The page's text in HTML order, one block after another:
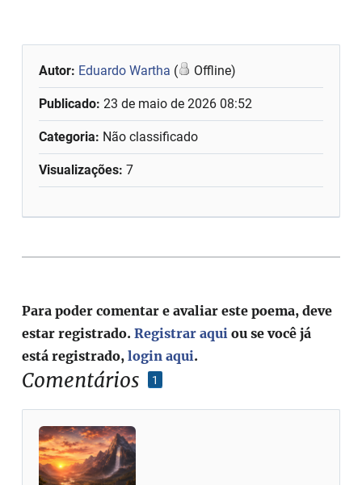
Autor: Eduardo Wartha ( Offline)
Publicado:23 de maio de 2026 08:52
Categoria: Não classificado
Visualizações: 7
Comentários 1
Para poder comentar e avaliar este poema, deve
estar registrado.Registrar aqui ou se você já
está registrado,login aqui.